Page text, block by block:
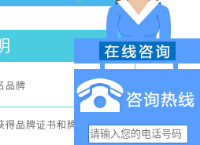
品牌
得品牌证书和牌匾各一